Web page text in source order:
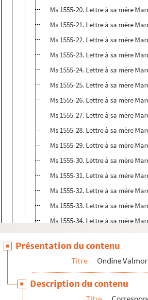
Ms 1555-20. Lettre à sa mère
Ms 1555-21. Lettre à sa mère
Ms 1555-22. Lettre à sa mère
Ms 1555-23. Lettre à sa mère
Ms 1555-24. Lettre à sa mère
Ms 1555-25. Lettre à sa mère
Ms 1555-26. Lettre à sa mère
Ms 1555-27. Lettre à sa mère
Ms 1555-28. Lettre à sa mère
Ms 1555-29. Lettre à sa mère
Ms 1555-30. Lettre à sa mère
Ms 1555-31. Lettre à sa mère
Ms 1555-32. Lettre à sa mère
Ms 1555-33. Lettre à sa mère
Ms 1555-34. Lettre à sa mère
Ms 1555-36. Lettre à sa mère
Ms 1555-37. Lettre à sa mère
Ms 1555-38. Lettre à sa mère
Ms 1555-39. Lettre à sa mère
Présentation du contenu
Titre Ondine
Description du contenu